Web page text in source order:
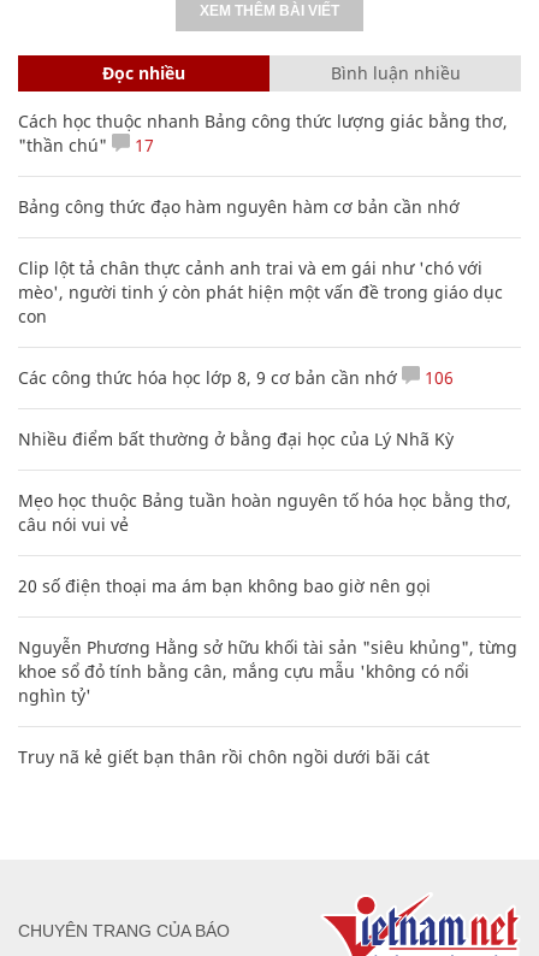
XEM THÊM BÀI VIẾT
Đọc nhiều Bình luận nhiều
Cách học thuộc nhanh Bảng công thức lượng giác bằng thơ,
"thần chú"
17
Bảng công thức đạo hàm nguyên hàm cơ bản cần nhớ
Clip lột tả chân thực cảnh anh trai và em gái như 'chó với
mèo', người tinh ý còn phát hiện một vấn đề trong giáo dục
con
Các công thức hóa học lớp 8, 9 cơ bản cần nhớ 106
Nhiều điểm bất thường ở bằng đại học của Lý Nhã Kỳ
Mẹo học thuộc Bảng tuần hoàn nguyên tố hóa học bằng thơ,
câu nói vui vẻ
20 số điện thoại ma ám bạn không bao giờ nên gọi
Nguyễn Phương Hằng sở hữu khối tài sản "siêu khủng", từng
khoe sổ đỏ tính bằng cân, mắng cựu mẫu 'không có nổi
nghìn tỷ'
Truy nã kẻ giết bạn thân rồi chôn ngồi dưới bãi cát
CHUYÊN TRANG CỦA BÁO